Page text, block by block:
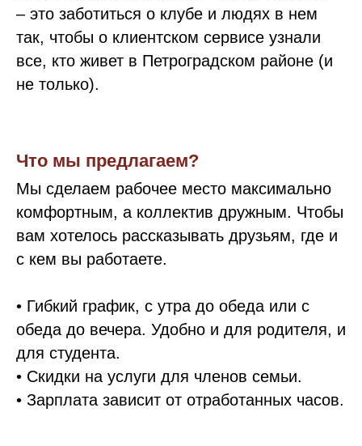
– это заботиться о клубе и людях в нем
так, чтобы о клиентском сервисе узнали
все, кто живет в Петроградском районе (и
не только).
Что мы предлагаем?
Мы сделаем рабочее место максимально
комфортным, а коллектив дружным. Чтобы
вам хотелось рассказывать друзьям, где и
с кем вы работаете.
• Гибкий график, с утра до обеда или с
обеда до вечера. Удобно и для родителя, и
для студента.
• Скидки на услуги для членов семьи.
• Зарплата зависит от отработанных часов.